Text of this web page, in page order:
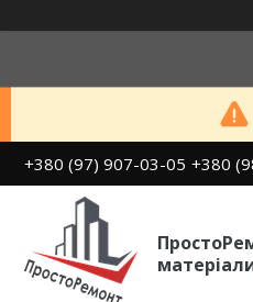
+380 (97) 907-03-05 +380